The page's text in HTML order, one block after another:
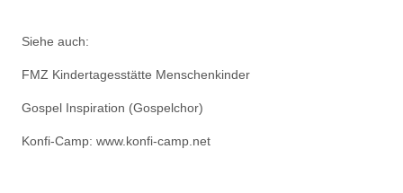
Siehe auch:
FMZ Kindertagesstätte Menschenkinder
Gospel Inspiration (Gospelchor)
Konfi-Camp: www.konfi-camp.net